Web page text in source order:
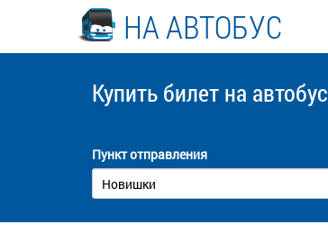
НА АВТОБУС
Купить билет на автобус
Пункт отправления